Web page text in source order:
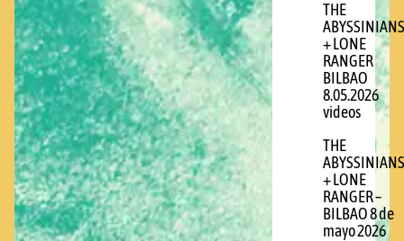
THE
ABYSSINIANS
+ LONE
RANGER
BILBAO
8.05.2026
videos
THE
ABYSSINIANS
+ LONE
RANGER –
BILBAO 8 de
mayo 2026